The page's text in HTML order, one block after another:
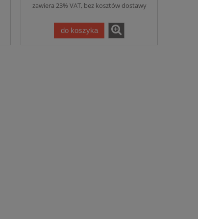
zawiera 23% VAT, bez kosztów dostawy
do koszyka